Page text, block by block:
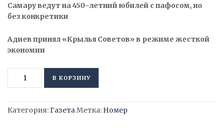
Самару ведут на 450-летний юбилей с пафосом, но
без конкретики
Адиев принял «Крылья Советов» в режиме жесткой
экономии
Количество
Обозрение»,
В КОРЗИНУ
Категория:ГазетаМетка: Номер